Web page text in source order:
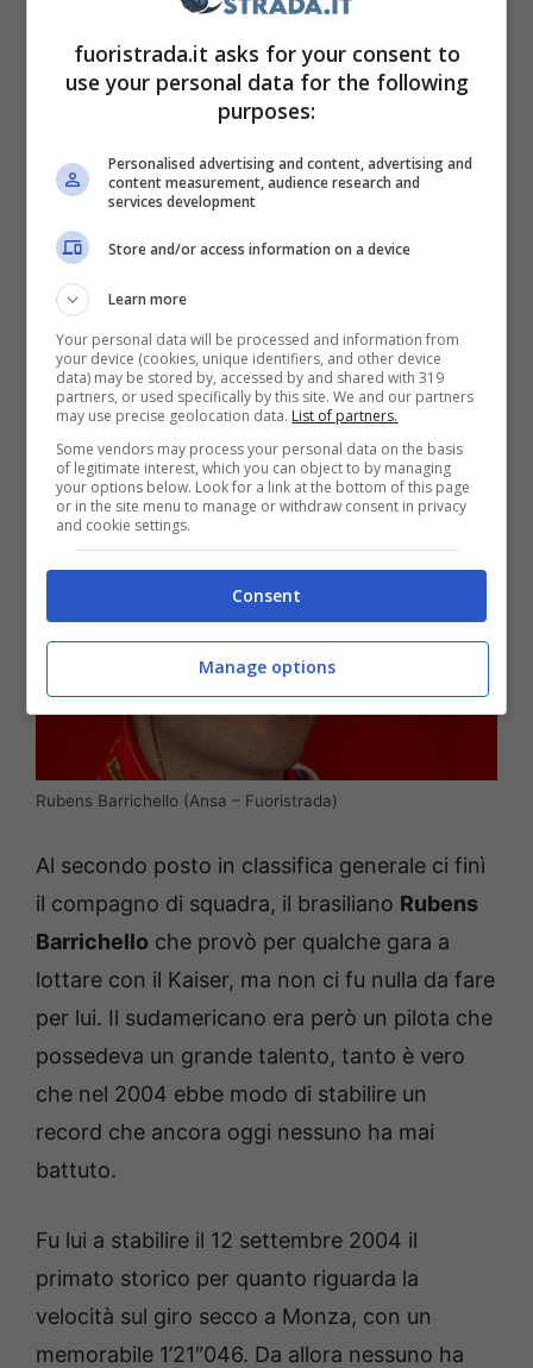
Barrichello e il record a
Monza: nessuno come lui
Tra le più grandi automobili che siano mai
state realizzate per poter padroneggiare in
un circuito di F1, non si può di certo non
citare la meravigliosa e incantevole Ferrari
F2004. Quell’anno la Rossa dominò in lungo e
in largo, conMichael Schumacherche ebbe
modo di conquistare il settimo titolo mondiale
della carriera.
Rubens Barrichello (Ansa – Fuoristrada)
Al secondo posto in classifica generale ci finì
il compagno di squadra, il brasiliano Rubens
Barrichello che provò per qualche gara a
lottare con il Kaiser, ma non ci fu nulla da fare
per lui. Il sudamericano era però un pilota che
possedeva un grande talento, tanto è vero
che nel 2004 ebbe modo di stabilire un
record che ancora oggi nessuno ha mai
battuto.
Fu lui a stabilire il 12 settembre 2004 il
primato storico per quanto riguarda la
velocità sul giro secco a Monza, con un
memorabile 1’21″046. Da allora nessuno ha
fuoristrada.it asks for your consent to
use your personal data for the following
purposes:
Personalised advertising and content, advertising and
content measurement, audience research and
services development
Store and/or access information on a device
Learn more
Your personal data will be processed and information from
your device (cookies, unique identifiers, and other device
data) may be stored by, accessed by and shared with 319
partners, or used specifically by this site. We and our partners
may use precise geolocation data. List of partners.
Some vendors may process your personal data on the basis
of legitimate interest, which you can object to by managing
your options below. Look for a link at the bottom of this page
or in the site menu to manage or withdraw consent in privacy
and cookie settings.
Consent
Manage options